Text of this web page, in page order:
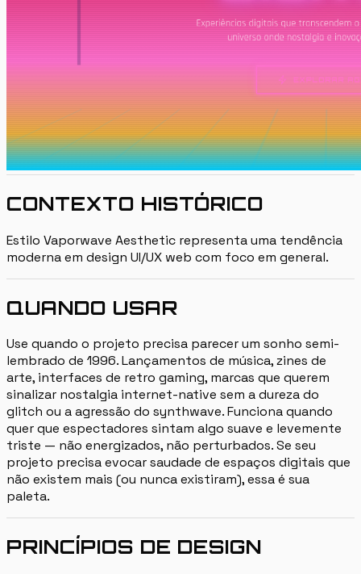
CONTEXTO HISTÓRICO
Estilo Vaporwave Aesthetic representa uma tendência
moderna em design UI/UX web com foco em general.
QUANDO USAR
Use quando o projeto precisa parecer um sonho semi-
lembrado de 1996. Lançamentos de música, zines de
arte, interfaces de retro gaming, marcas que querem
sinalizar nostalgia internet-native sem a dureza do
glitch ou a agressão do synthwave. Funciona quando
quer que espectadores sintam algo suave e levemente
triste — não energizados, não perturbados. Se seu
projeto precisa evocar saudade de espaços digitais que
não existem mais (ou nunca existiram), essa é sua
paleta.
PRINCÍPIOS DE DESIGN